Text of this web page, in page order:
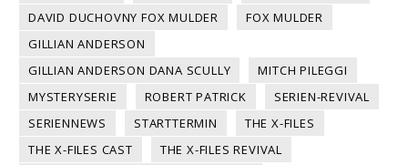
DAVID DUCHOVNY FOX MULDER
FOX MULDER
GILLIAN ANDERSON
GILLIAN ANDERSON DANA SCULLY
MITCH PILEGGI
MYSTERYSERIE
ROBERT PATRICK
SERIEN-REVIVAL
SERIENNEWS
STARTTERMIN
THE X-FILES
THE X-FILES CAST
THE X-FILES REVIVAL